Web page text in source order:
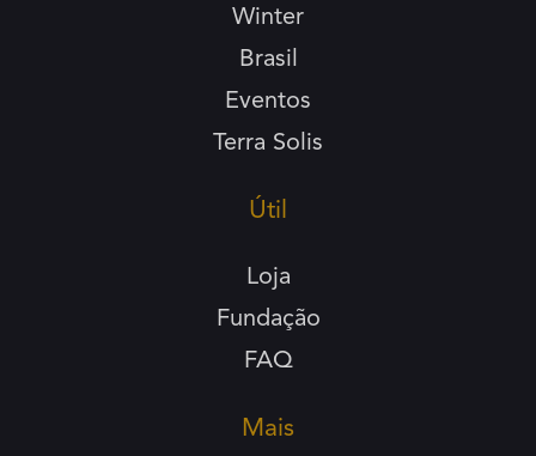
Winter
Brasil
Eventos
Terra Solis
Útil
Loja
Fundação
FAQ
Mais